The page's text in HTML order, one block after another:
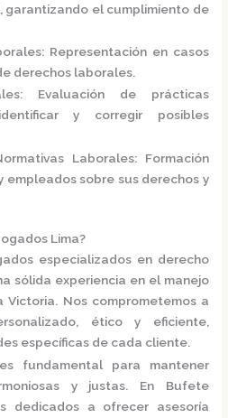
garantizando el cumplimiento de
: Representación en casos
derechos laborales.
: Evaluación de prácticas
y corregir posibles
Laborales: Formación
empleados sobre sus derechos y
Lima?
especializados en derecho
sólida experiencia en el manejo
Victoria. Nos comprometemos a
ético y eficiente,
específicas de cada cliente.
fundamental para mantener
y justas.
En Bufete
dedicados a ofrecer asesoría